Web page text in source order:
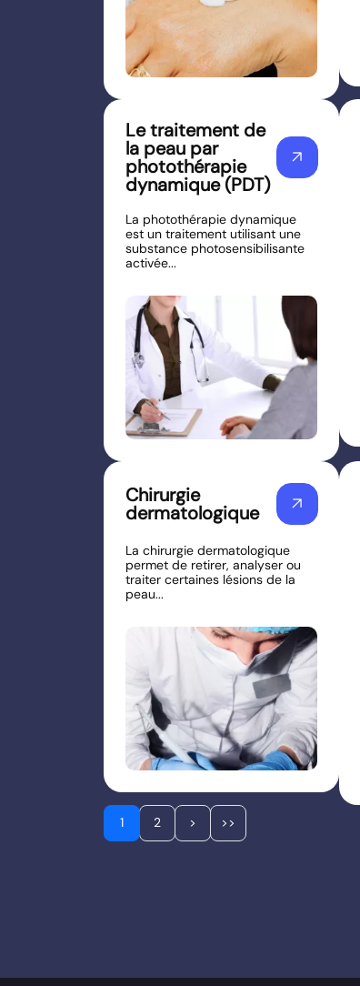
Le traitement de
la peau par
photothérapie
dynamique (PDT)
arrow_outward
La photothérapie dynamique
est un traitement utilisant une
substance photosensibilisante
activée...
Chirurgie
dermatologique arrow_outward
La chirurgie dermatologique
permet de retirer, analyser ou
traiter certaines lésions de la
peau...
Page courante
1 Page
2 Page suivante
> Dernière page
>>